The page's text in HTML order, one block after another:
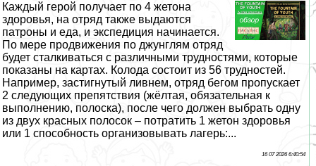
Каждый герой получает по 4 жетона
здоровья, на отряд также выдаются
патроны и еда, и экспедиция начинается.
По мере продвижения по джунглям отряд
будет сталкиваться с различными трудностями, которые
показаны на картах. Колода состоит из 56 трудностей.
Например, застигнутый ливнем, отряд бегом пропускает
2 следующих препятствия (жёлтая, обязательная к
выполнению, полоска), после чего должен выбрать одну
из двух красных полосок – потратить 1 жетон здоровья
или 1 способность организовывать лагерь:...
16 07 2026 6:40:54